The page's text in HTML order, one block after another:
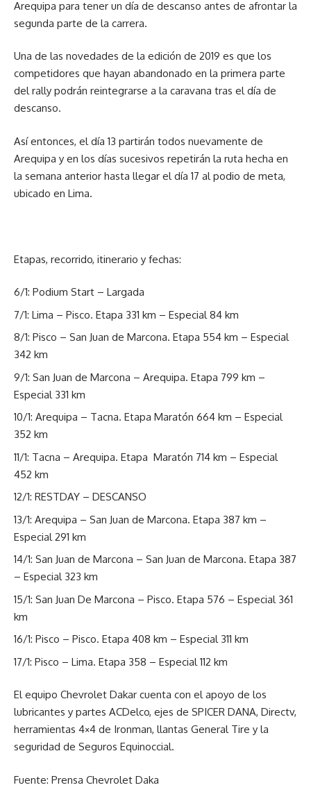
Arequipa para tener un día de descanso antes de afrontar la
segunda parte de la carrera.
Una de las novedades de la edición de 2019 es que los
competidores que hayan abandonado en la primera parte
del rally podrán reintegrarse a la caravana tras el día de
descanso.
Así entonces, el día 13 partirán todos nuevamente de
Arequipa y en los días sucesivos repetirán la ruta hecha en
la semana anterior hasta llegar el día 17 al podio de meta,
ubicado en Lima.
Etapas, recorrido, itinerario y fechas:
6/1: Podium Start – Largada
7/1: Lima – Pisco. Etapa 331 km – Especial 84 km
8/1: Pisco – San Juan de Marcona. Etapa 554 km – Especial
342 km
9/1: San Juan de Marcona – Arequipa. Etapa 799 km –
Especial 331 km
10/1: Arequipa – Tacna. Etapa Maratón 664 km – Especial
352 km
11/1: Tacna – Arequipa. Etapa Maratón 714 km – Especial
452 km
12/1: RESTDAY – DESCANSO
13/1: Arequipa – San Juan de Marcona. Etapa 387 km –
Especial 291 km
14/1: San Juan de Marcona – San Juan de Marcona. Etapa 387
– Especial 323 km
15/1: San Juan De Marcona – Pisco. Etapa 576 – Especial 361
km
16/1: Pisco – Pisco. Etapa 408 km – Especial 311 km
17/1: Pisco – Lima. Etapa 358 – Especial 112 km
El equipo Chevrolet Dakar cuenta con el apoyo de los
lubricantes y partes ACDelco, ejes de SPICER DANA, Directv,
herramientas 4×4 de Ironman, llantas General Tire y la
seguridad de Seguros Equinoccial.
Fuente: Prensa Chevrolet Daka